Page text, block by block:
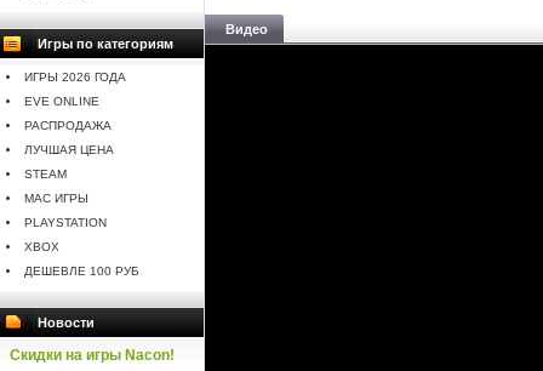
Игры по категориям
ИГРЫ 2026 ГОДА
EVE ONLINE
РАСПРОДАЖА
ЛУЧШАЯ ЦЕНА
STEAM
MAC ИГРЫ
PLAYSTATION
XBOX
ДЕШЕВЛЕ 100 РУБ
Новости
Скидки на игры Nacon!
Видео